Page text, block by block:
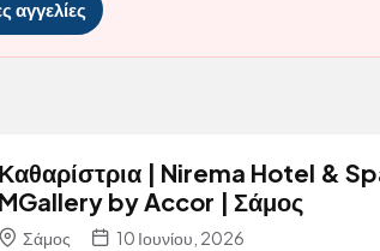
αγγελίες
Καθαρίστρια | Nirema Hotel &
MGallery by Accor | Σάμος
Σάμος 10 Ιουνίου, 2026